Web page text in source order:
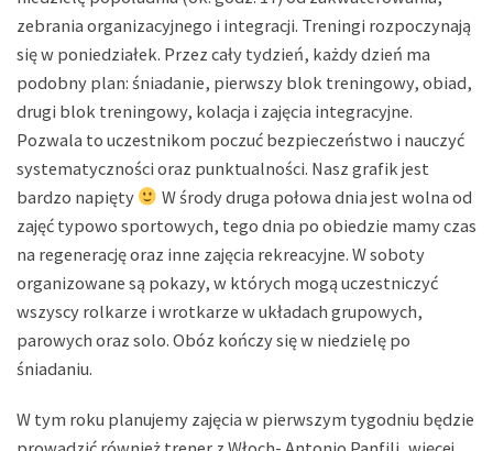
zebrania organizacyjnego i integracji. Treningi rozpoczynają
się w poniedziałek. Przez cały tydzień, każdy dzień ma
podobny plan: śniadanie, pierwszy blok treningowy, obiad,
drugi blok treningowy, kolacja i zajęcia integracyjne.
Pozwala to uczestnikom poczuć bezpieczeństwo i nauczyć
systematyczności oraz punktualności. Nasz grafik jest
bardzo napięty
W środy druga połowa dnia jest wolna od
zajęć typowo sportowych, tego dnia po obiedzie mamy czas
na regenerację oraz inne zajęcia rekreacyjne. W soboty
organizowane są pokazy, w których mogą uczestniczyć
wszyscy rolkarze i wrotkarze w układach grupowych,
parowych oraz solo. Obóz kończy się w niedzielę po
śniadaniu.
W tym roku planujemy zajęcia w pierwszym tygodniu będzie